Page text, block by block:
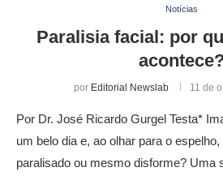
Notícias
Paralisia facial: por
acontece?
por Editorial Newslab 11 de
Por Dr. José Ricardo Gurgel Testa*
um belo dia e, ao olhar para o
paralisado ou mesmo disforme?